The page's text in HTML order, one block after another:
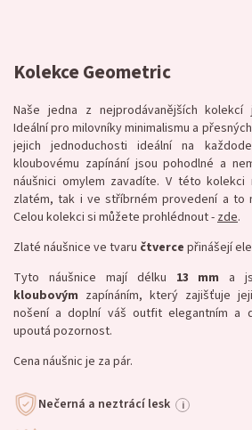
Kolekce Geometric
Naše jedna z nejprodávanějších kolekcí
Ideální pro milovníky minimalismu a
jejich jednoduchosti ideální na
kloubovému zapínání jsou pohodlné a
náušnici omylem zavadíte. V této kolekci
zlatém, tak i ve stříbrném provedení a to
Celou kolekci si můžete prohlédnout - zde.
Zlaté náušnice ve tvaru čtverce přinášejí
Tyto náušnice mají délku 13 mm a
kloubovým zapínáním, který zajišťuje
nošení adoplní váš outfit elegantním a
upoutá pozornost.
Cena náušnic je za pár.
Nečerná a neztrácí lesk i